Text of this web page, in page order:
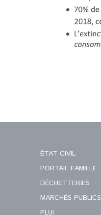
ÉTAT CIVIL
PORTAIL FAMILLE
DÉCHETTERIES
MARCHÉS PUBLICS
PLUI